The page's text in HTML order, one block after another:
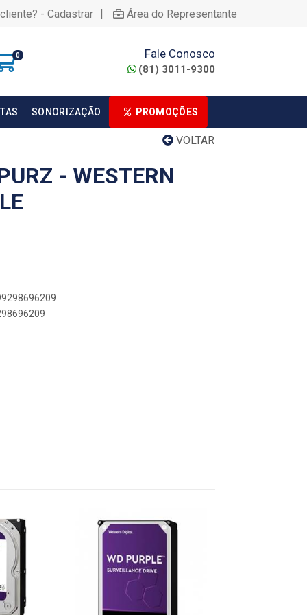
- Cadastrar | Área do Representante
0 Fale Conosco
(81) 3011-9300
SONORIZAÇÃO PROMOÇÕES
VOLTAR
- WESTERN